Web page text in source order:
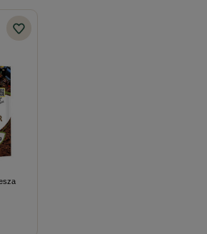
w okresie od marca do listopada.
producenta wynosi 200g produktu na
kg nawozu z aktywatorem